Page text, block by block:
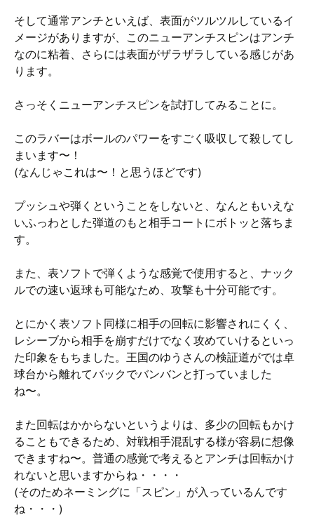
そして通常アンチといえば、表面がツルツルしているイ
メージがありますが、このニューアンチスピンはアンチ
なのに粘着、さらには表面がザラザラしている感じがあ
ります。
さっそくニューアンチスピンを試打してみることに。
このラバーはボールのパワーをすごく吸収して殺してし
まいます〜！
(なんじゃこれは〜！と思うほどです)
プッシュや弾くということをしないと、なんともいえな
いふっわとした弾道のもと相手コートにボトッと落ちま
す。
また、表ソフトで弾くような感覚で使用すると、ナック
ルでの速い返球も可能なため、攻撃も十分可能です。
とにかく表ソフト同様に相手の回転に影響されにくく、
レシーブから相手を崩すだけでなく攻めていけるといっ
た印象をもちました。王国のゆうさんの検証道がでは卓
球台から離れてバックでバンバンと打っていました
ね〜。
また回転はかからないというよりは、多少の回転もかけ
ることもできるため、対戦相手混乱する様が容易に想像
できますね〜。普通の感覚で考えるとアンチは回転かけ
れないと思いますからね・・・・
(そのためネーミングに「スピン」が入っているんです
ね・・・)